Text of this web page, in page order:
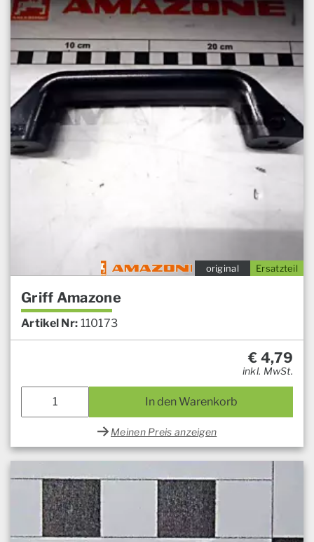
Ersatzteil
original
Griff Amazone
Artikel Nr: 110173
€ 4,79
inkl. MwSt.
In den Warenkorb
Meinen Preis anzeigen